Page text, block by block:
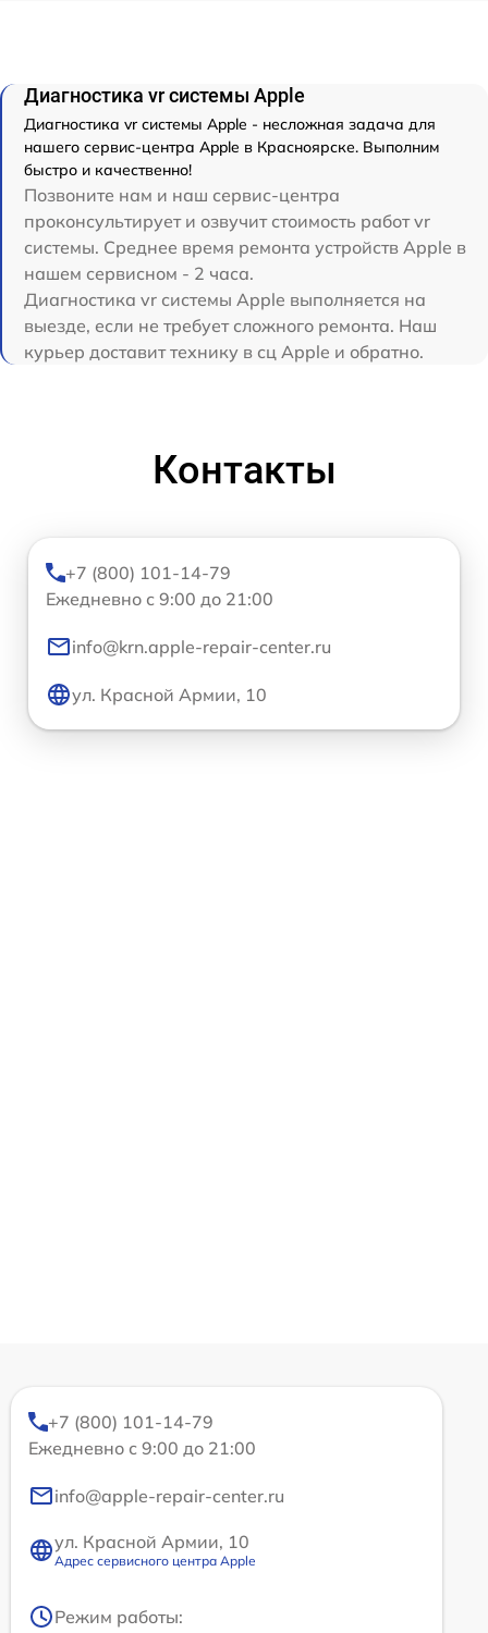
Диагностика vr системы Apple
Диагностика vr системы Apple - несложная задача для
нашего сервис-центра Apple в Красноярске. Выполним
быстро и качественно!
Позвоните нам и наш сервис-центра
проконсультирует и озвучит стоимость работ vr
системы. Среднее время ремонта устройств Apple в
нашем сервисном - 2 часа.
Диагностика vr системы Apple выполняется на
выезде, если не требует сложного ремонта. Наш
курьер доставит технику в сц Apple и обратно.
Контакты
+7 (800) 101-14-79
Ежедневно с 9:00 до 21:00
info@krn.apple-repair-center.ru
ул. Красной Армии, 10
+7 (800) 101-14-79
Ежедневно с 9:00 до 21:00
info@apple-repair-center.ru
ул. Красной Армии, 10
Адрес сервисного центра Apple
Режим работы: